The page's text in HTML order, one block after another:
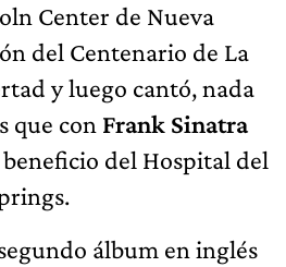
Center de Nueva
del Centenario de La
y luego cantó, nada
que con Frank Sinatra
del Hospital del
álbum en inglés